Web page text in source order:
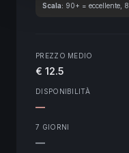
Scala: 90+ = eccellente,
PREZZO MEDIO
€ 12.5
DISPONIBILITÀ
—
7 GIORNI
—